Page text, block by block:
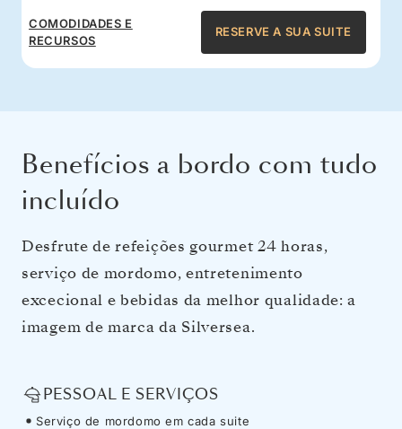
COMODIDADES E
RECURSOS
RESERVE A SUA SUITE
Benefícios a bordo com tudo
incluído
Desfrute de refeições gourmet 24 horas,
serviço de mordomo, entretenimento
excecional e bebidas da melhor qualidade: a
imagem de marca da Silversea.
PESSOAL E SERVIÇOS
Serviço de mordomo em cada suite